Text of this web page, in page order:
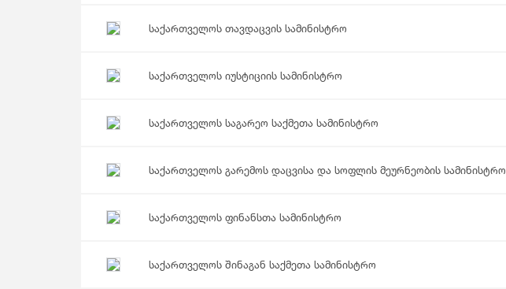
საქართველოს თავდაცვის სამინისტრო
საქართველოს იუსტიციის სამინისტრო
საქართველოს საგარეო საქმეთა სამინისტრო
საქართველოს გარემოს დაცვისა და სოფლის მეურნეობის სამინისტრო
საქართველოს ფინანსთა სამინისტრო
საქართველოს შინაგან საქმეთა სამინისტრო